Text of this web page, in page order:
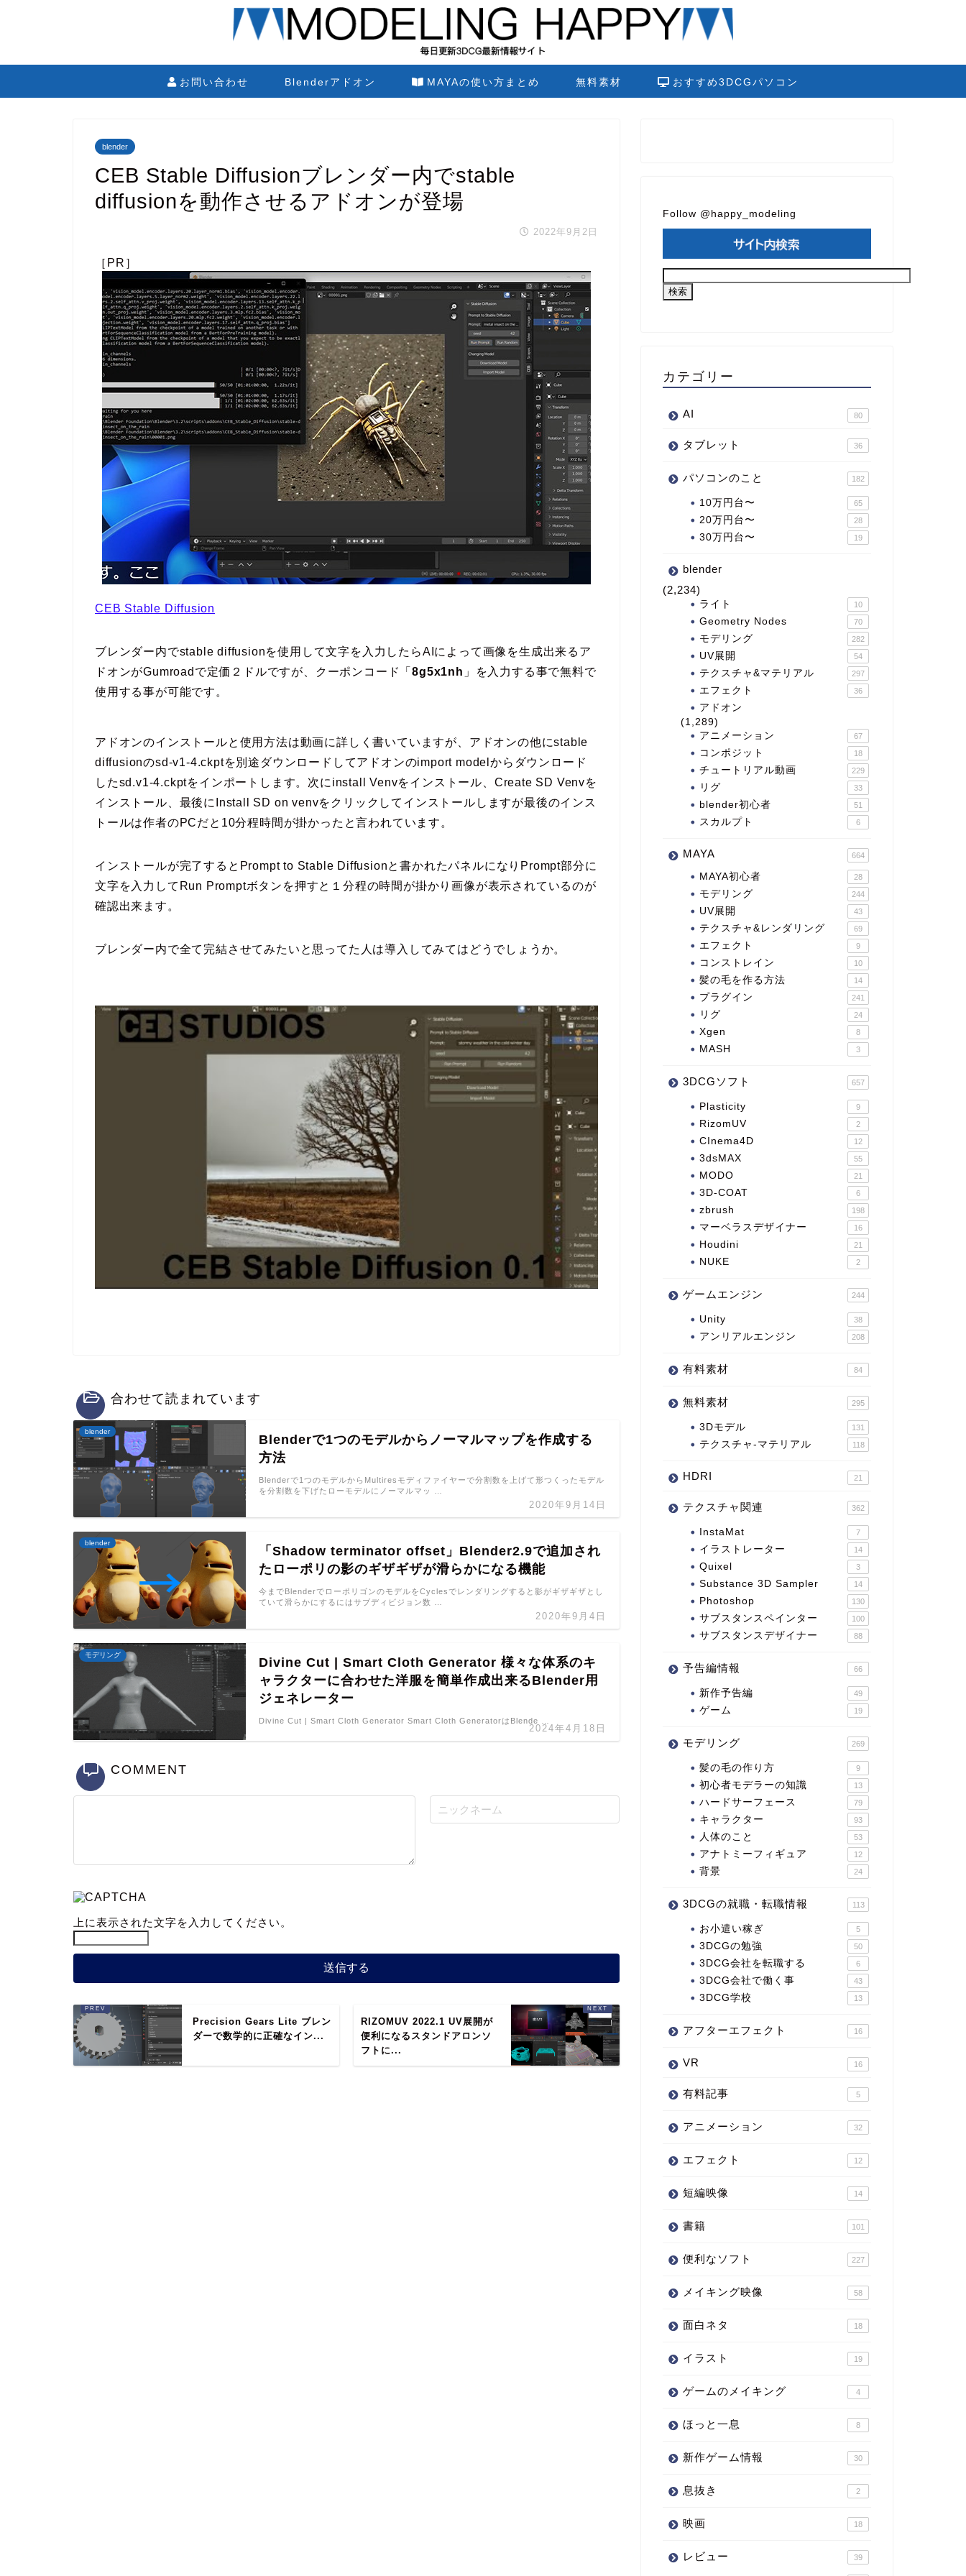
お問い合わせ Blenderアドオン MAYAの使い方まとめ 無料素材 おすすめ3DCGパソコン
blender
CEB Stable Diffusionブレンダー内でstable
diffusionを動作させるアドオンが登場
2022年9月2日
［PR］
CEB Stable Diffusion
ブレンダー内でstable diffusionを使用して文字を入力したらAIによって画像を生成出来るア
ドオンがGumroadで定価２ドルですが、クーポンコード「8g5x1nh 」を入力する事で無料で
使用する事が可能です。
アドオンのインストールと使用方法は動画に詳しく書いていますが、アドオンの他にstable
diffusionのsd-v1-4.ckptを別途ダウンロードしてアドオンのimport modelからダウンロード
したsd.v1-4.ckptをインポートします。次にinstall Venvをインストール、Create SD Venvを
インストール、最後にInstall SD on venvをクリックしてインストールしますが最後のインス
トールは作者のPCだと10分程時間が掛かったと言われています。
インストールが完了するとPrompt to Stable Diffusionと書かれたパネルになりPrompt部分に
文字を入力してRun Promptボタンを押すと１分程の時間が掛かり画像が表示されているのが
確認出来ます。
ブレンダー内で全て完結させてみたいと思ってた人は導入してみてはどうでしょうか。
合わせて読まれています
blender
Blenderで1つのモデルからノーマルマップを作成する
方法
2020年9月14日
Blenderで1つのモデルからMultiresモディファイヤーで分割数を上げて形つくったモデル
を分割数を下げたローモデルにノーマルマッ …
blender
「Shadow terminator offset」Blender2.9で追加され
たローポリの影のギザギザが滑らかになる機能
2020年9月4日
今までBlenderでローポリゴンのモデルをCyclesでレンダリングすると影がギザギザとし
ていて滑らかにするにはサブディビジョン数 …
モデリング
Divine Cut | Smart Cloth Generator 様々な体系のキ
ャラクターに合わせた洋服を簡単作成出来るBlender用
ジェネレーター
2024年4月18日
Divine Cut | Smart Cloth Generator Smart Cloth GeneratorはBlende …
COMMENT
上に表示された文字を入力してください。
Precision Gears Lite ブレン
ダーで数学的に正確なイン...
RIZOMUV 2022.1 UV展開が
便利になるスタンドアロンソ
フトに...
Follow @happy_modeling
カテゴリー
AI 80
タブレット 36
パソコンのこと 182
10万円台〜 65
20万円台〜 28
30万円台〜 19
blender
(2,234)
ライト 10
Geometry Nodes 70
モデリング 282
UV展開 54
テクスチャ&マテリアル 297
エフェクト 36
アドオン
(1,289)
アニメーション
67
コンポジット 18
チュートリアル動画 229
リグ 33
blender初心者 51
スカルプト 6
MAYA 664
MAYA初心者 28
モデリング 244
UV展開 43
テクスチャ&レンダリング 69
エフェクト 9
コンストレイン 10
髪の毛を作る方法 14
プラグイン 241
リグ 24
Xgen 8
MASH 3
3DCGソフト 657
Plasticity 9
RizomUV 2
CInema4D 12
3dsMAX 55
MODO 21
3D-COAT 6
zbrush 198
マーベラスデザイナー 16
Houdini 21
NUKE 2
ゲームエンジン 244
Unity 38
アンリアルエンジン 208
有料素材 84
無料素材 295
3Dモデル 131
テクスチャ-マテリアル 118
HDRI 21
テクスチャ関連 362
InstaMat 7
イラストレーター 14
Quixel 3
Substance 3D Sampler 14
Photoshop 130
サブスタンスペインター 100
サブスタンスデザイナー 88
予告編情報 66
新作予告編 49
ゲーム 19
モデリング 269
髪の毛の作り方 9
初心者モデラーの知識 13
ハードサーフェース 79
キャラクター 93
人体のこと 53
アナトミーフィギュア 12
背景 24
3DCGの就職・転職情報 113
お小遣い稼ぎ 5
3DCGの勉強 50
3DCG会社を転職する 6
3DCG会社で働く事 43
3DCG学校 13
アフターエフェクト 16
VR 16
有料記事 5
アニメーション 32
エフェクト 12
短編映像 14
書籍 101
便利なソフト 227
メイキング映像 58
面白ネタ 18
イラスト 19
ゲームのメイキング 4
ほっと一息 8
新作ゲーム情報 30
息抜き 2
映画 18
レビュー 39